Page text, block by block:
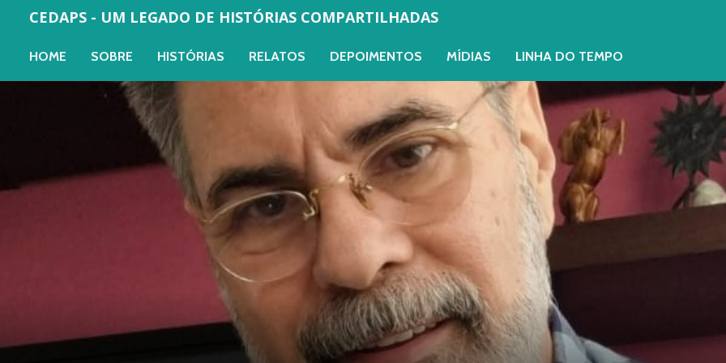
CEDAPS - UM LEGADO DE HISTÓRIAS COMPARTILHADAS
HOME SOBRE HISTÓRIAS RELATOS DEPOIMENTOS MÍDIAS LINHA DO TEMPO